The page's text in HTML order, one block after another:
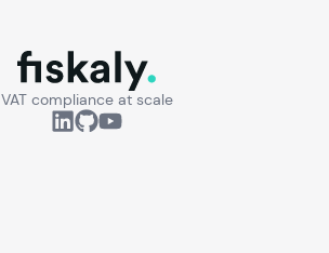
fiskaly.
VAT compliance at scale